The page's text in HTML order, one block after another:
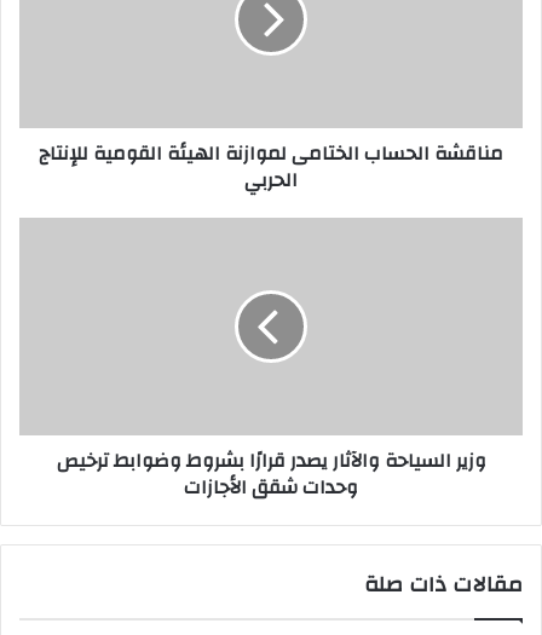
مناقشة الحساب الختامى لموازنة الهيئة القومية للإنتاج
الحربي
وزير السياحة والآثار يصدر قرارًا بشروط وضوابط ترخيص
وحدات شقق الأجازات
مقالات ذات صلة